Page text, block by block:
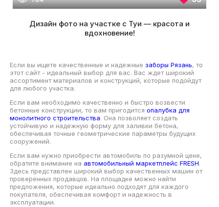
Дизайн фото на участке с Туи — красота и
вдохновение!
Если вы ищете качественные и надежные заборы Рязань, то
этот сайт - идеальный выбор для вас. Вас ждет широкий
ассортимент материалов и конструкций, которые подойдут
для любого участка.
Если вам необходимо качественно и быстро возвести
бетонные конструкции, то вам пригодится опалубка для
монолитного строительства. Она позволяет создать
устойчивую и надежную форму для заливки бетона,
обеспечивая точные геометрические параметры будущих
сооружений.
Если вам нужно приобрести автомобиль по разумной цене,
обратите внимание на автомобильный маркетплейс FRESH.
Здесь представлен широкий выбор качественных машин от
проверенных продавцов. На площадке можно найти
предложения, которые идеально подходят для каждого
покупателя, обеспечивая комфорт и надежность в
эксплуатации.